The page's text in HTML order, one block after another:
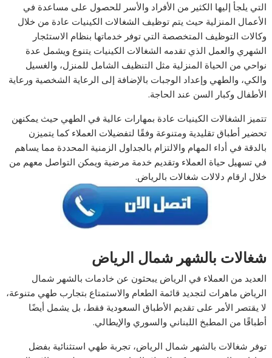
التي يلجأ إليها الكثير من الأفراد والأسر للحصول على مساعدة في
الأعمال المنزلية حيث يتم توظيف الشغالات الكينيات عادة من خلال
وكالات التوظيف المتخصصة التي توفر خدماتها بنظام الاستئجار
الشهري والعمل الذي تقدمه الشغالات الكينيات يتنوع ويشمل عدة
نواحي من الحياة المنزلية مثل التنظيف الشامل للمنزل، والغسيل
والكي، والطهي وإعداد الوجبات بالإضافة إلى الرعاية الشخصية ورعاية
الأطفال وكبار السن عند الحاجة.
تتميز الشغالات الكينيات عادة بمهارات عالية في الطهي حيث يمكنهن
تحضير أطباق تقليدية ومتنوعة وفقًا لتفضيلات العملاء كما يتميزن
بالدقة في أداء المهام والالتزام بالجداول الزمنية المحددة مما يساهم
في تسهيل حياة العملاء وتقديم خدمة مرضية ويمكن التواصل معهم من
خلال ارقام دلالات شغالات بالرياض.
شغالات بالشهر شمال الرياض
العديد من العملاء في الرياض يبحثون عن خادمات بالشهر شمال
الرياض ماهرات لتجديد قائمة الطعام والاستمتاع بتجارب طهي متنوعة،
لا يقتصر الأمر على تقديم الأطباق السعودية فقط، بل يشمل أيضًا
أطباقًا من المطبخ اللبناني والسوري والإيطالي.
توفر شغالات بالشهر شمال الرياض، تجربة طهي استثنائية بفضل